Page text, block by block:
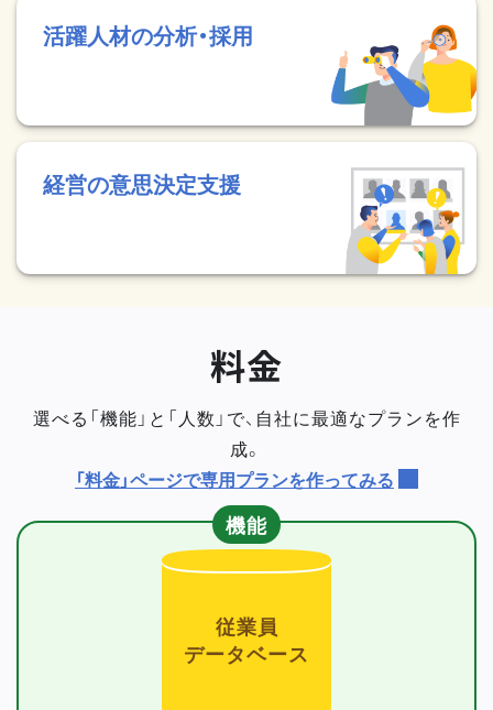
活躍人材の分析・採用
経営の意思決定支援
料金
選べる「機能」と「人数」で、自社に最適なプランを作
成。
「料金」ページで専用プランを作ってみる
機能
従業員
データベース